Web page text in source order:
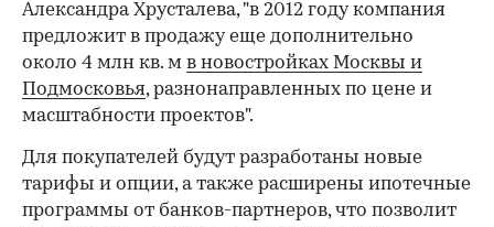
Александра Хрусталева, "в 2012 году компания
предложит в продажу еще дополнительно
около 4 млн кв. м в новостройках Москвы и
Подмосковья, разнонаправленных по цене и
масштабности проектов".
Для покупателей будут разработаны новые
тарифы и опции, а также расширены ипотечные
программы от банков-партнеров, что позволит